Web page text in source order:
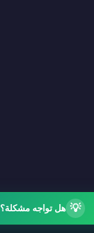
💡 هل تواجه مشكلة؟